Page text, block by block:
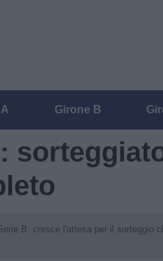
Girone B
B: cresce l'attesa per il sorteggio